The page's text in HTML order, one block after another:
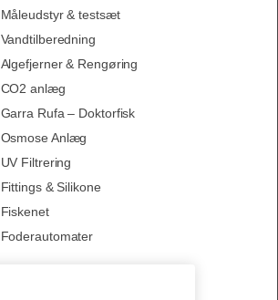
Måleudstyr & testsæt
Vandtilberedning
Algefjerner & Rengøring
CO2 anlæg
Garra Rufa – Doktorfisk
Osmose Anlæg
UV Filtrering
Fittings & Silikone
Fiskenet
Foderautomater